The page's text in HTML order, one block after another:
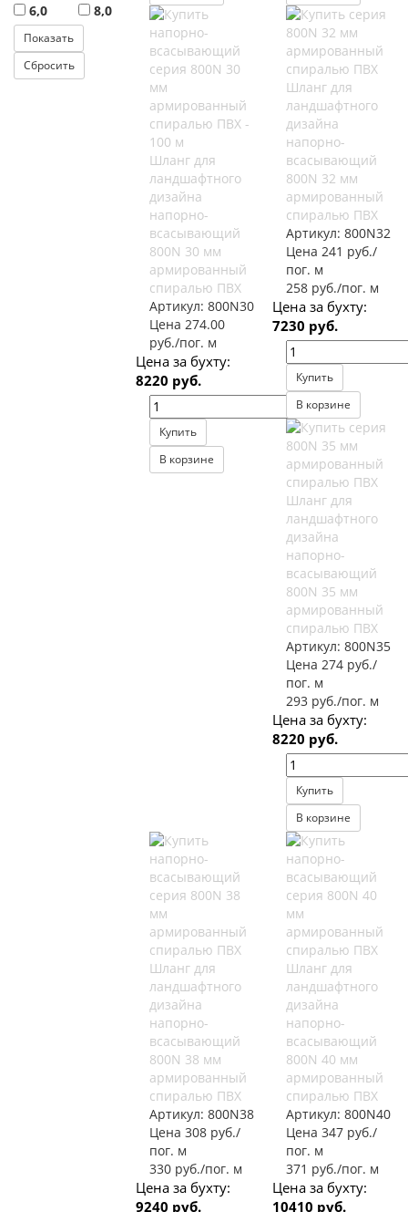
6,0
8,0
Шланг для
ландшафтного
дизайна
напорно-
всасывающий
800N 30 мм
армированный
спиралью ПВХ
Артикул:800N30
Цена 274.00
руб./пог. м
Цена за бухту:
8220 руб.
Купить
В корзине
Шланг для
ландшафтного
дизайна
напорно-
всасывающий
800N 32 мм
армированный
спиралью ПВХ
Артикул: 800N32
Цена 241 руб./
пог. м
258 руб./пог. м
Цена за бухту:
7230 руб.
Купить
В корзине
Шланг для
ландшафтного
дизайна
напорно-
всасывающий
800N 35 мм
армированный
спиралью ПВХ
Артикул: 800N35
Цена 274 руб./
пог. м
293 руб./пог. м
Цена за бухту:
8220 руб.
Купить
В корзине
Шланг для
ландшафтного
дизайна
напорно-
всасывающий
800N 38 мм
армированный
спиралью ПВХ
Артикул:800N38
Цена 308 руб./
пог. м
330 руб./пог. м
Цена за бухту:
9240 руб.
Шланг для
ландшафтного
дизайна
напорно-
всасывающий
800N 40 мм
армированный
спиралью ПВХ
Артикул: 800N40
Цена 347 руб./
пог. м
371 руб./пог. м
Цена за бухту:
10410 руб.